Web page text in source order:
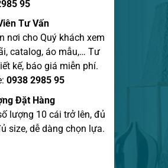
95
Tư Vấn
nơi cho Quý khách xem
catalog, áo mẫu,… Tư
kế, báo giá miễn phí.
0938 2985 95
Đặt Hàng
lượng 10 cái trở lên, đủ
size, dễ dàng chọn lựa.